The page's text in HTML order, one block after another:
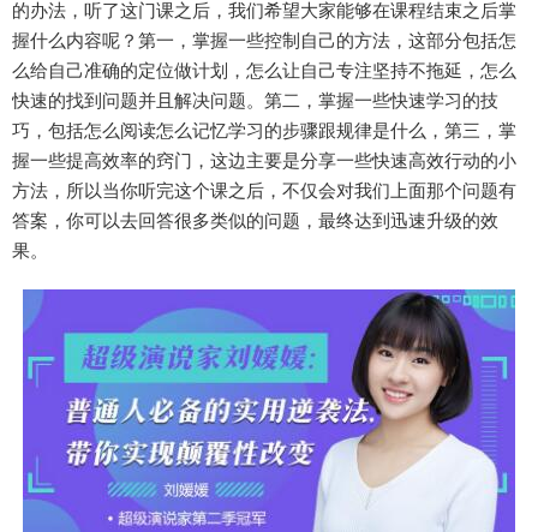
的办法，听了这门课之后，我们希望大家能够在课程结束之后掌
握什么内容呢？第一，掌握一些控制自己的方法，这部分包括怎
么给自己准确的定位做计划，怎么让自己专注坚持不拖延，怎么
快速的找到问题并且解决问题。第二，掌握一些快速学习的技
巧，包括怎么阅读怎么记忆学习的步骤跟规律是什么，第三，掌
握一些提高效率的窍门，这边主要是分享一些快速高效行动的小
方法，所以当你听完这个课之后，不仅会对我们上面那个问题有
答案，你可以去回答很多类似的问题，最终达到迅速升级的效
果。